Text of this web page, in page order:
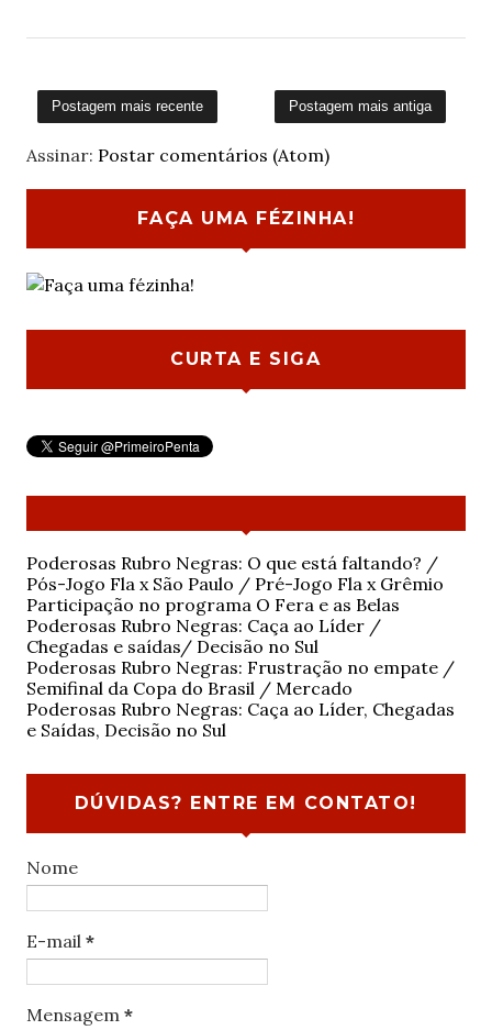
Postagem mais recente Postagem mais antiga
Assinar: Postar comentários (Atom)
FAÇA UMA FÉZINHA!
CURTA E SIGA
Poderosas Rubro Negras: O que está faltando? /
Pós-Jogo Fla x São Paulo / Pré-Jogo Fla x Grêmio
Participação no programa O Fera e as Belas
Poderosas Rubro Negras: Caça ao Líder /
Chegadas e saídas/ Decisão no Sul
Poderosas Rubro Negras: Frustração no empate /
Semifinal da Copa do Brasil / Mercado
Poderosas Rubro Negras: Caça ao Líder, Chegadas
e Saídas, Decisão no Sul
DÚVIDAS? ENTRE EM CONTATO!
Nome
E-mail *
Mensagem *